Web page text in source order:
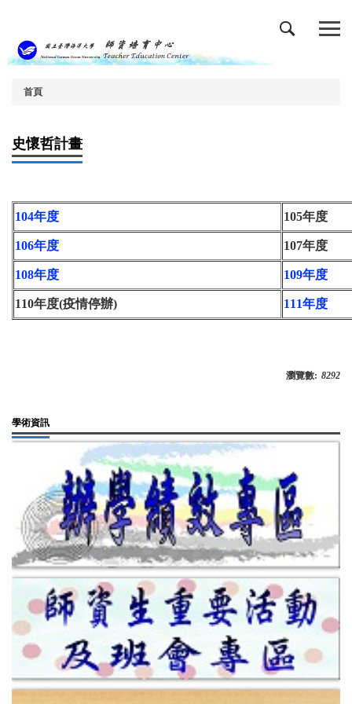
內
首頁
史懷哲計畫
104年度 105年度
106年度 107年度
108年度 109年度
110年度(疫情停辦) 111年度
瀏覽數: 8292
學術資訊